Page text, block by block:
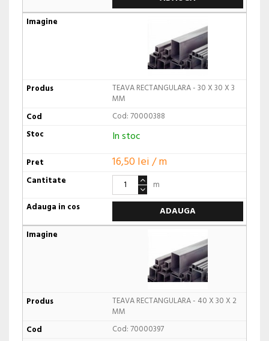
TEAVA RECTANGULARA - 30 X 30 X 3
MM
Cod: 70000388
In stoc
16,50 lei / m
m
ADAUGA
TEAVA RECTANGULARA - 40 X 30 X 2
MM
Cod: 70000397